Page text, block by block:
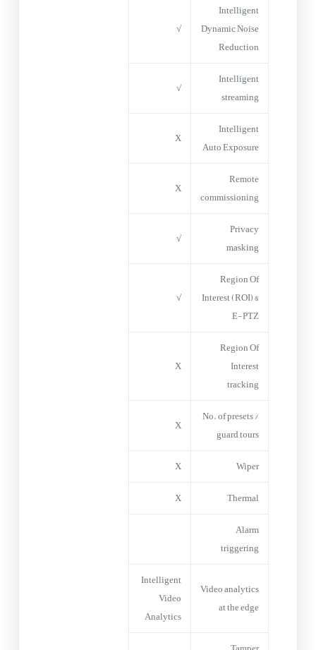
Intelligent
Dynamic Noise
Reduction
√
Intelligent
streaming
√
Intelligent
Auto Exposure
X
Remote
commissioning
X
Privacy
masking
√
Region Of
Interest (ROI) &
E-PTZ
√
Region Of
Interest
tracking
X
No. of presets /
guard tours
X
Wiper
X
Thermal
X
Alarm
triggering
Video analytics
at the edge
Intelligent
Video
Analytics